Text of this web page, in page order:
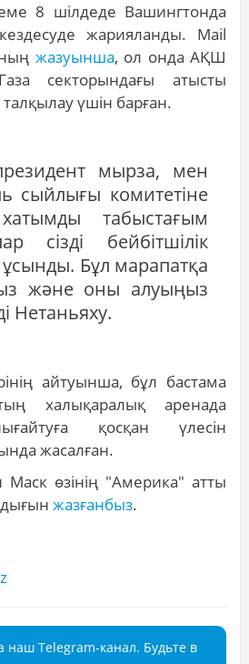
8 шілдеде Вашингтонда
жарияланды. Mail
жазуынша, ол онда АҚШ
секторындағы атысты
талқылау үшін барған.
мырза, мен
сыйлығы комитетіне
табыстағым
сізді бейбітшілік
Бұл марапатқа
және оны алуыңыз
Нетаньяху.
айтуынша, бұл бастама
халықаралық аренада
қосқан үлесін
жасалған.
Маск өзінің "Америка" атты
жазғанбыз.
наш Telegram-канал. Будьте в